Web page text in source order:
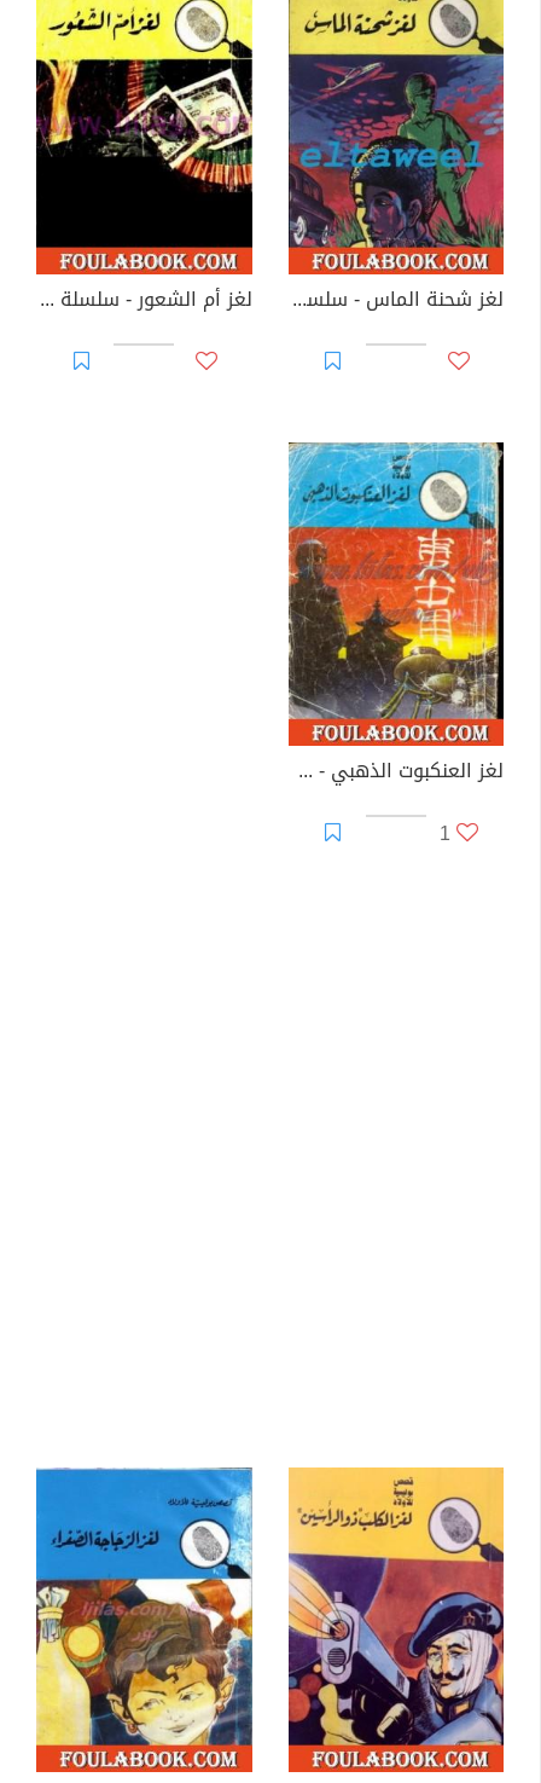
لغز شحنة الماس - سلسلة المغامرون الخمسة: 73 لغز أم الشعور - سلسلة المغامرون الخمسة: 74
لغز العنكبوت الذهبي - سلسلة المغامرون الخمسة: 75
1